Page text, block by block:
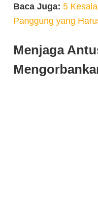
Baca Juga: 5
Panggung yang
Menjaga